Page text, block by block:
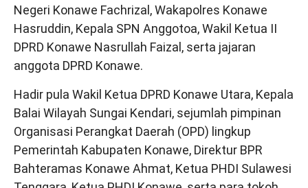
Negeri Konawe Fachrizal, Wakapolres Konawe
Hasruddin, Kepala SPN Anggotoa, Wakil Ketua II
DPRD Konawe Nasrullah Faizal, serta jajaran
anggota DPRD Konawe.
Hadir pula Wakil Ketua DPRD Konawe Utara, Kepala
Balai Wilayah Sungai Kendari, sejumlah pimpinan
Organisasi Perangkat Daerah (OPD) lingkup
Pemerintah Kabupaten Konawe, Direktur BPR
Bahteramas Konawe Ahmat, Ketua PHDI Sulawesi